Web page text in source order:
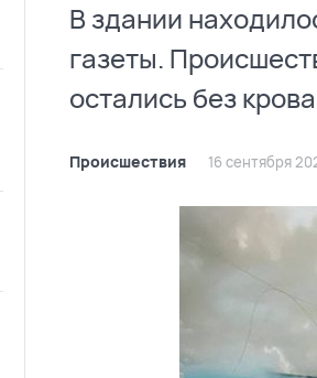
В здании
газеты.
остались без
Происшествия 16 сентября